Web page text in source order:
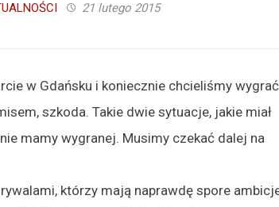
21 lutego 2015
w Gdańsku i koniecznie chcieliśmy wygrać
szkoda. Takie dwie sytuacje, jakie miał
mamy wygranej. Musimy czekać dalej na
którzy mają naprawdę spore